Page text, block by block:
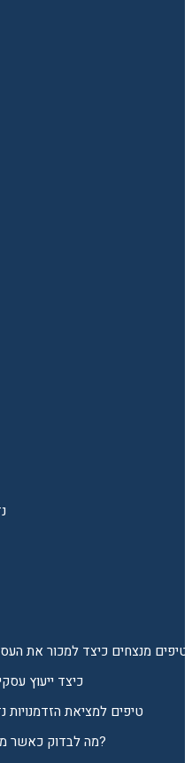
5 טיפים מנצחים כיצד למכור את
כיצד ייעוץ
טיפים למציאת הזדמנויות
מה לבדוק כאשר מעוניינים בנכס נדל"ן מסחרי?